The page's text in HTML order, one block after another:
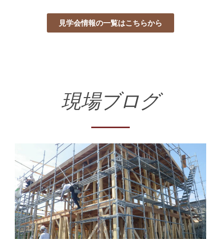
見学会情報の一覧はこちらから
現場ブログ